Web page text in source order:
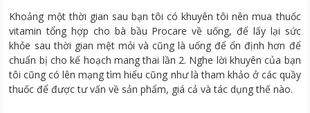
Khoảng một thời gian sau bạn tôi có khuyên tôi nên mua thuốc
vitamin tổng hợp cho bà bầu Procare về uống, để lấy lại sức
khỏe sau thời gian mệt mỏi và cũng là uống để ổn định hơn để
chuẩn bị cho kế hoạch mang thai lần 2. Nghe lời khuyên của bạn
tôi cũng có lên mạng tìm hiểu cũng như là tham khảo ở các quầy
thuốc để được tư vấn về sản phẩm, giá cả và tác dụng thế nào.